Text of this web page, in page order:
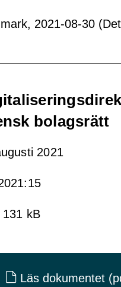
2021-08-30
bolagsrätt
2021
131 kB
Läs dokumentet